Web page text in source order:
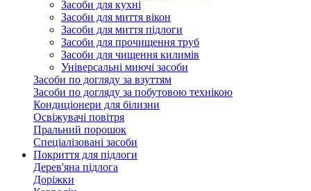
Засоби для кухні
Засоби для миття вікон
Засоби для миття підлоги
Засоби для прочищення труб
Засоби для чищення килимів
Універсальні миючі засоби
Засоби по догляду за взуттям
Засоби по догляду за побутовою технікою
Кондиціонери для білизни
Освіжувачі повітря
Пральний порошок
Спеціалізовані засоби
Покриття для підлоги
Дерев'яна підлога
Доріжки